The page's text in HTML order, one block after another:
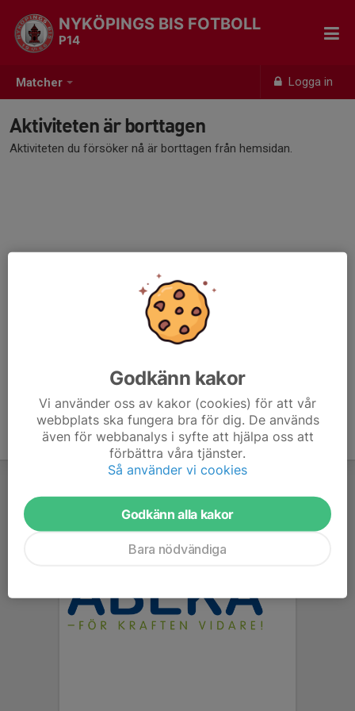
Matcher Logga in
NYKÖPINGS BIS FOTBOLL
P14
Aktiviteten är borttagen
Aktiviteten du försöker nå är borttagen från hemsidan.
Godkänn kakor
Vi använder oss av kakor (cookies) för att vår
webbplats ska fungera bra för dig. De används
även för webbanalys i syfte att hjälpa oss att
förbättra våra tjänster.
Så använder vi cookies
Godkänn alla kakor
Bara nödvändiga